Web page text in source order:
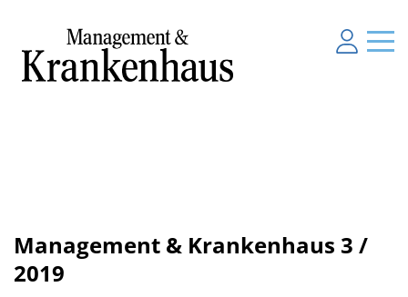
Management & Krankenhaus 3 /
2019